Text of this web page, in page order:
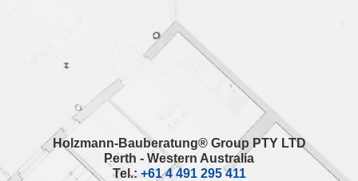
Holzmann-Bauberatung® Group PTY LTD
Perth - Western Australia
Tel.: +61 4 491 295 411